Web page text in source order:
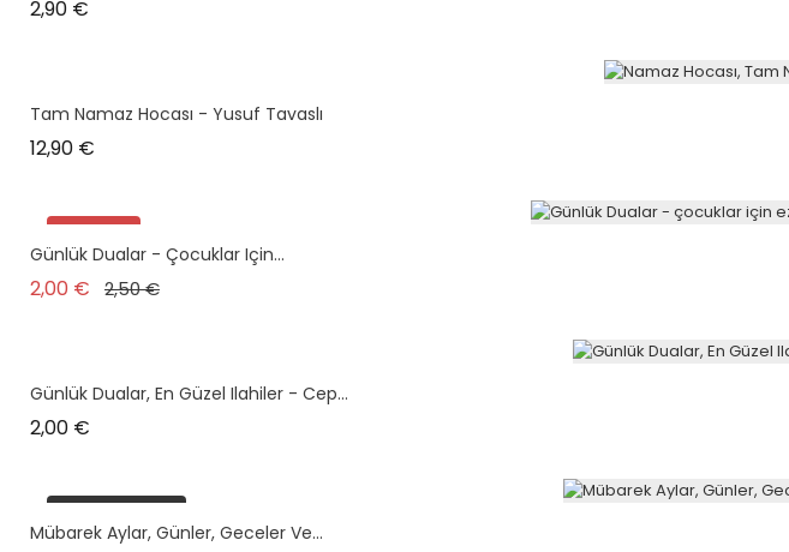
2,90 €
Tam Namaz Hocası - Yusuf Tavaslı
12,90 €
Promo !
plus en stock
Günlük Dualar - Çocuklar Için...
2,00 € Prix de base
2,50 €Prix
Günlük Dualar, En Güzel Ilahiler - Cep...
2,00 €
plus en stock
Mübarek Aylar, Günler, Geceler Ve...